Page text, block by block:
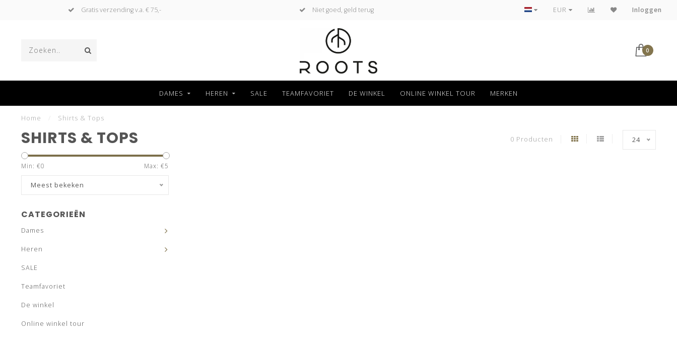
Gratis verzending v.a. € 75,- Niet goed, geld terug Tot 30 dagen kan jouw bestelling retour
EUR Inloggen
0
DAMES HEREN SALE TEAMFAVORIET DE WINKEL ONLINE WINKEL TOUR MERKEN
Home Shirts & Tops
SHIRTS & TOPS 0 Producten 24
Min: €0 Max: €5
Meest bekeken
CATEGORIEËN
Dames
Heren
SALE
Teamfavoriet
De winkel
Online winkel tour